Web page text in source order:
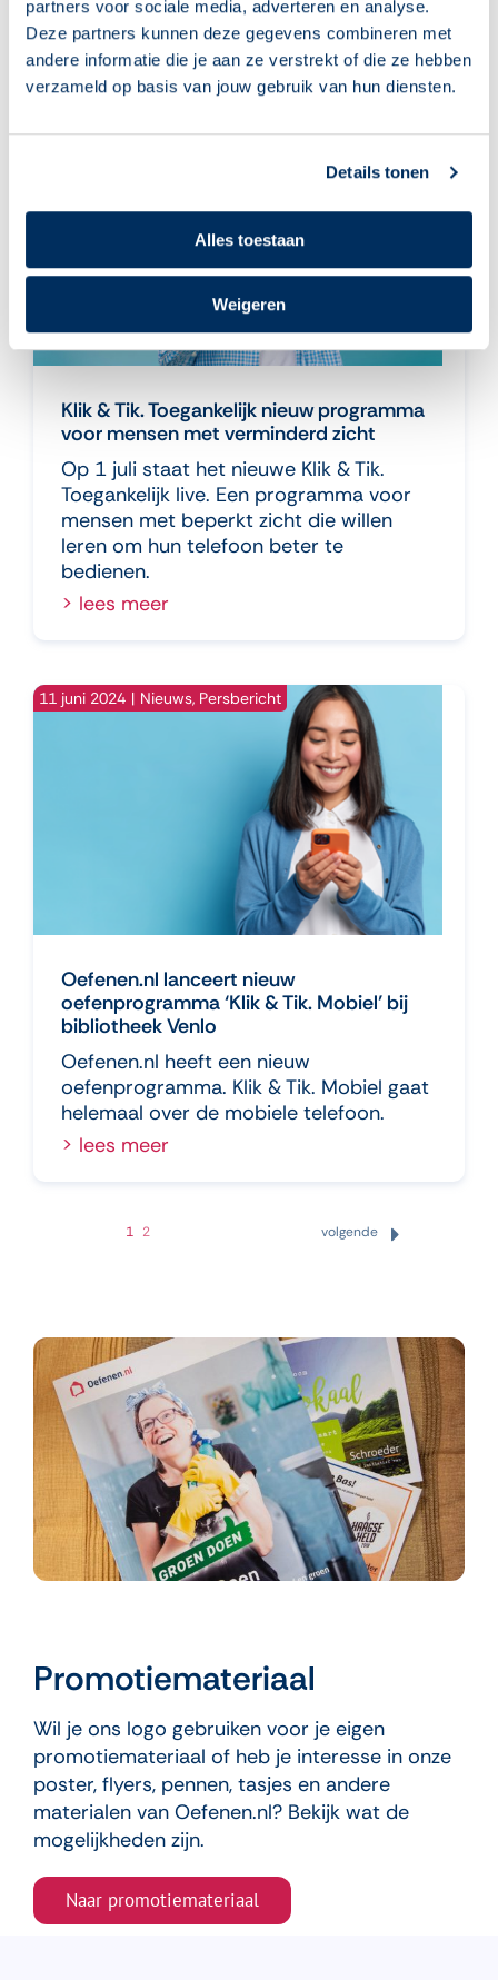
partners voor sociale media, adverteren en analyse.
Deze partners kunnen deze gegevens combineren met
andere informatie die je aan ze verstrekt of die ze hebben
verzameld op basis van jouw gebruik van hun diensten.
Details tonen
Alles toestaan
Weigeren
> lees meer
Klik & Tik. Toegankelijk nieuw programma
voor mensen met verminderd zicht
27 juni 2024 | Nieuws,Persbericht
Op 1 juli staat het nieuwe Klik & Tik.
Toegankelijk live. Een programma voor
mensen met beperkt zicht die willen
leren om hun telefoon beter te
bedienen.
> lees meer
Oefenen.nl lanceert nieuw
oefenprogramma ‘Klik & Tik. Mobiel’ bij
bibliotheek Venlo
11 juni 2024 | Nieuws, Persbericht
Oefenen.nl heeft een nieuw
oefenprogramma. Klik & Tik. Mobiel gaat
helemaal over de mobiele telefoon.
> lees meer
1 2 volgende
Promotiemateriaal
Wil je ons logo gebruiken voor je eigen
promotiemateriaal of heb je interesse in onze
poster, flyers, pennen, tasjes en andere
materialen van Oefenen.nl? Bekijk wat de
mogelijkheden zijn.
Naar promotiemateriaal